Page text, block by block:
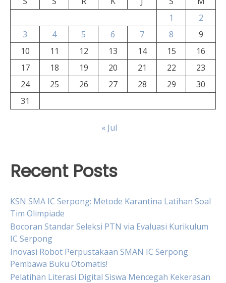
1
2
3
4 5 6 7 8
9
10
11 12 13 14 15
16
17
18 19 20 21 22
23
24
25 26 27 28 29
30
31
« Jul
Recent Posts
KSN SMA IC Serpong: Metode Karantina Latihan Soal
Tim Olimpiade
Bocoran Standar Seleksi PTN via Evaluasi Kurikulum
IC Serpong
Inovasi Robot Perpustakaan SMAN IC Serpong
Pembawa Buku Otomatis!
Pelatihan Literasi Digital Siswa Mencegah Kekerasan